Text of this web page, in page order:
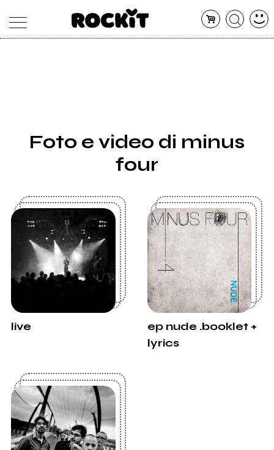
RADIO
Foto e video di minus
four
live
ep nude .booklet +
lyrics